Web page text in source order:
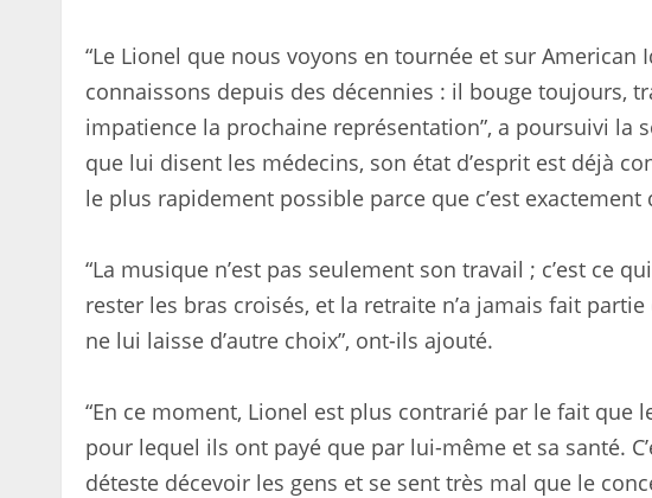
“Le Lionel que nous voyons en tournée et sur
connaissons depuis des décennies : il bouge toujours,
impatience la prochaine représentation”, a poursuivi la
que lui disent les médecins, son état d’esprit est déjà
le plus rapidement possible parce que c’est exactement
“La musique n’est pas seulement son travail ; c’est ce
rester les bras croisés, et la retraite n’a jamais fait
ne lui laisse d’autre choix”, ont-ils ajouté.
“En ce moment, Lionel est plus contrarié par le fait que
pour lequel ils ont payé que par lui-même et sa santé.
déteste décevoir les gens et se sent très mal que le